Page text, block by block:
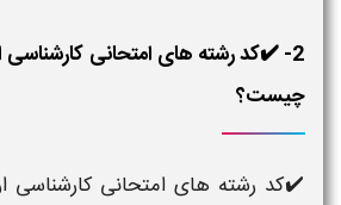
2- ✔️کد رشته های امتحانی کارشناسی
چیست؟
✔️کد رشته های امتحانی کارشناسی